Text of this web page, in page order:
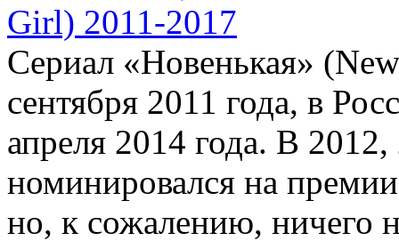
Сериал «Новенькая»
сентября 2011 года, в
апреля 2014 года. В
номинировался на
но, к сожалению, ничего